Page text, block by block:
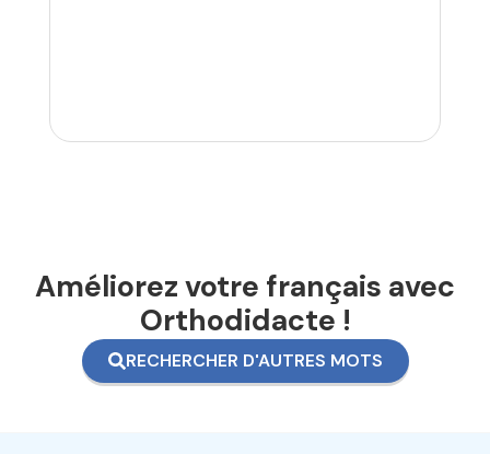
Améliorez votre français avec
Orthodidacte !
RECHERCHER D'AUTRES MOTS